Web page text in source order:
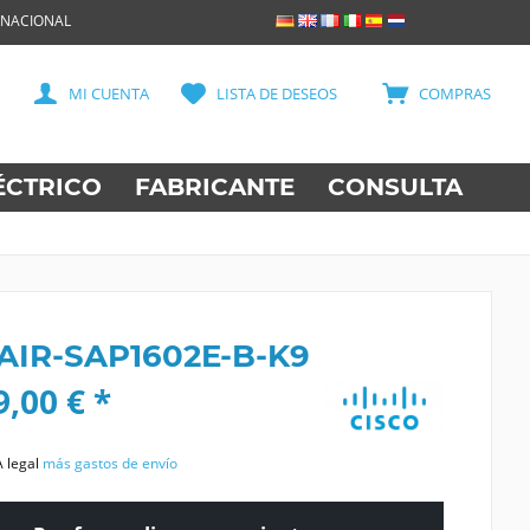
COMPRAS
LISTA DE DESEOS
MI CUENTA
FABRICANTE CONSULTA
SAP1602E-B-K9
€ *
legal más gastos de envío